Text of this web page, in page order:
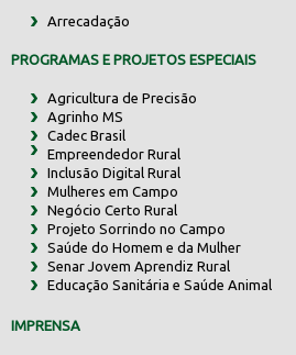
Arrecadação
PROGRAMAS E PROJETOS ESPECIAIS
Agricultura de Precisão
Agrinho MS
Cadec Brasil
Empreendedor Rural
Inclusão Digital Rural
Mulheres em Campo
Negócio Certo Rural
Projeto Sorrindo no Campo
Saúde do Homem e da Mulher
Senar Jovem Aprendiz Rural
Educação Sanitária e Saúde Animal
IMPRENSA